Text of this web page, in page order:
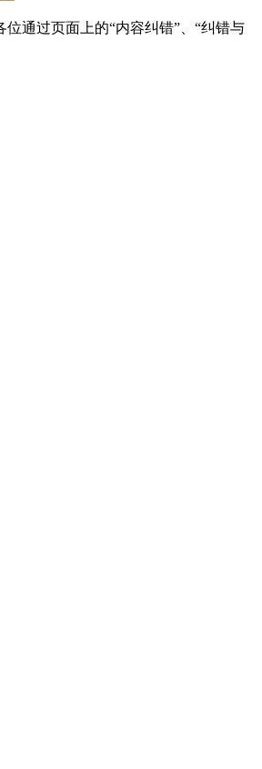
通过页面上的“内容纠错”、“纠错与